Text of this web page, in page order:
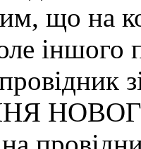
що на